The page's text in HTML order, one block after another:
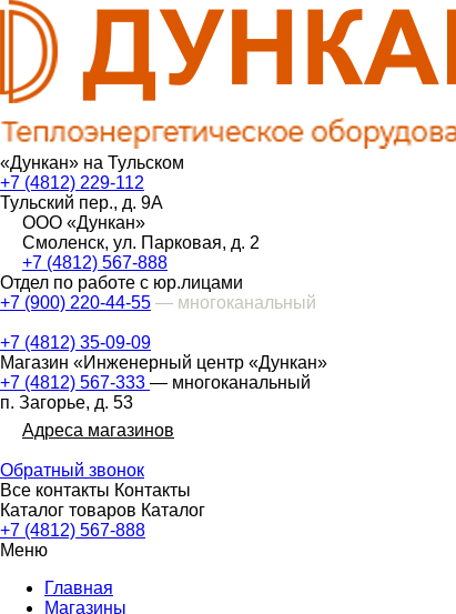
«Дункан» на Тульском
+7 (4812) 229-112
Тульский пер., д. 9А
ООО «Дункан»
Смоленск, ул. Парковая, д. 2
+7 (4812) 567-888
Отдел по работе с юр.лицами
+7 (900) 220-44-55 — многоканальный
+7 (4812) 35-09-09
Магазин «Инженерный центр «Дункан»
+7 (4812) 567-333 — многоканальный
п. Загорье, д. 53
Адреса магазинов
Обратный звонок
Все контакты Контакты
Каталог товаров Каталог
+7 (4812) 567-888
Меню
Главная
Магазины